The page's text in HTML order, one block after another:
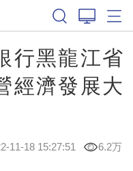
行黑龍江省
經濟發展大
11-18 15:27:51 6.2万